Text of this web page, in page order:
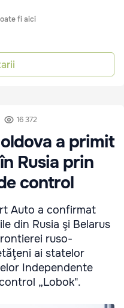
fi aici
16 372
a primit
Rusia prin
control
Auto a confirmat
din Rusia şi Belarus
ruso-
ai statelor
Independente
„Lobok".